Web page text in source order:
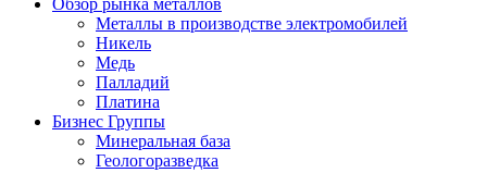
Обзор рынка металлов
Металлы в производстве электромобилей
Никель
Медь
Палладий
Платина
Бизнес Группы
Минеральная база
Геологоразведка